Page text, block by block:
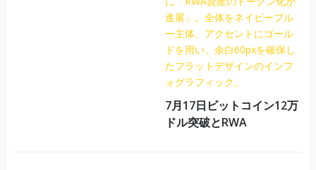
7月17日ビットコイン12万
ドル突破とRWA